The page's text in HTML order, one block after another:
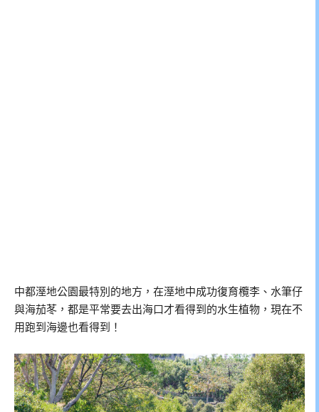
中都溼地公園最特別的地方，在溼地中成功復育欖李、水筆仔
與海茄苳，都是平常要去出海口才看得到的水生植物，現在不
用跑到海邊也看得到！